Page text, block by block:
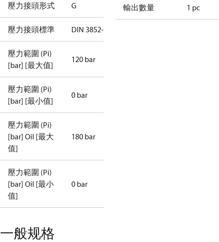
壓力接頭形式 G
壓力接頭標準 DIN 3852-E
壓力範圍 (Pi)
[bar] [最大值]
120 bar
壓力範圍 (Pi)
[bar] [最小值]
0 bar
壓力範圍 (Pi)
[bar] Oil [最大
值]
180 bar
壓力範圍 (Pi)
[bar] Oil [最小
值]
0 bar
輸出數量 1 pc
一般规格